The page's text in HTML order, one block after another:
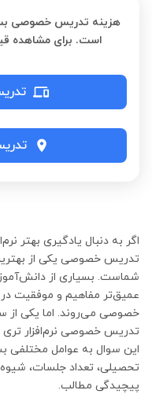
هزینه تدریس خصوصی
است. برای مشاهده
تدریس خصوصی یکی از
شماست. بسیاری از
عمیق‌تر مفاهیم و موفقیت
خصوصی می‌روند. اما یکی از
این سوال به عوامل مختلفی
تحصیلی، تعداد جلسات،
پیچیدگی مطالب.